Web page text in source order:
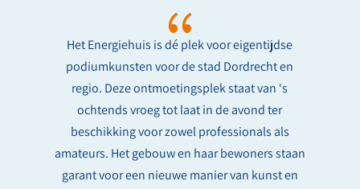
{
Het Energiehuis is dé plek voor eigentijdse
podiumkunsten voor de stad Dordrecht en
regio. Deze ontmoetingsplek staat van ‘s
ochtends vroeg tot laat in de avond ter
beschikking voor zowel professionals als
amateurs. Het gebouw en haar bewoners staan
garant voor een nieuwe manier van kunst en